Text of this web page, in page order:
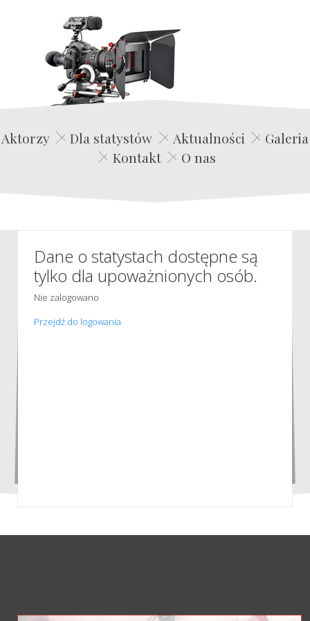
Edwin Film Agencja Aktorska
Aktorzy Dla statystów Aktualności
Galeria
Kontakt
O nas
Dane o statystach dostępne są
tylko dla upoważnionych osób.
Nie zalogowano
Przejdź do logowania